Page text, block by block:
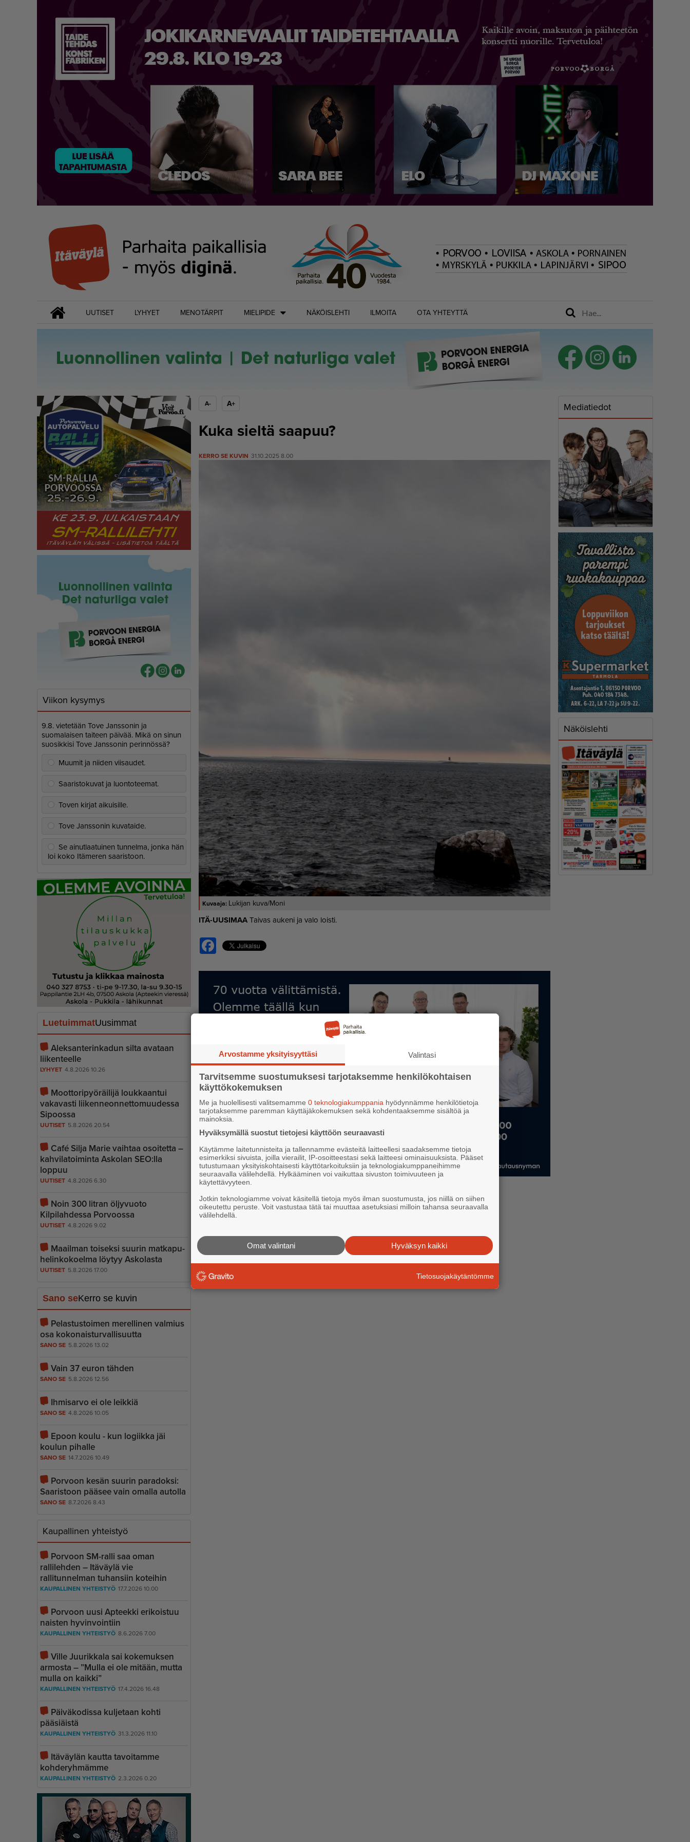
UUTISET LYHYET MENOTÄRPIT MIELIPIDE NÄKÖISLEHTI ILMOITA OTA YHTEYTTÄ
Viikon kysymys
9.8. vietetään Tove Janssonin ja
suomalaisen taiteen päivää. Mikä on sinun
suosikkisi Tove Janssonin perinnössä?
Muumit ja niiden viisaudet.
Saaristokuvat ja luontoteemat.
Toven kirjat aikuisille.
Tove Janssonin kuvataide.
Se ainutlaatuinen tunnelma, jonka hän
loi koko Itämeren saaristoon.
LuetuimmatUusimmat
Aleksanterinkadun silta avataan
liikenteelle
LYHYET 4.8.2026 10.26
Moottoripyöräilijä loukkaantui
vakavasti liiken­ne­on­net­to­muudessa
Sipoossa
UUTISET 5.8.2026 20.54
Café Silja Marie vaihtaa osoitetta –
kahvilatoiminta Askolan SEO:lla
loppuu
UUTISET 4.8.2026 6.30
Noin 300 litran öljyvuoto
Kilpilahdessa Porvoossa
UUTISET 4.8.2026 9.02
Maailman toiseksi suurin matkapu­
he­lin­ko­koelma löytyy Askolasta
UUTISET 5.8.2026 17.00
Sano seKerro se kuvin
Pelastustoimen merellinen valmius
osa kokonais­tur­val­li­suutta
SANO SE 5.8.2026 13.02
Vain 37 euron tähden
SANO SE 5.8.2026 12.56
Ihmisarvo ei ole leikkiä
SANO SE 4.8.2026 10.05
Epoon koulu - kun logiikka jäi
koulun pihalle
SANO SE 14.7.2026 10.49
Porvoon kesän suurin paradoksi:
Saaristoon pääsee vain omalla autolla
SANO SE 8.7.2026 8.43
Kaupallinen yhteistyö
Porvoon SM-ralli saa oman
rallilehden – Itäväylä vie
rallitunnelman tuhansiin koteihin
KAUPALLINEN YHTEISTYÖ 17.7.2026 10.00
Porvoon uusi Apteekki erikoistuu
naisten hyvinvointiin
KAUPALLINEN YHTEISTYÖ 8.6.2026 7.00
Ville Juurikkala sai kokemuksen
armosta – ”Mulla ei ole mitään, mutta
mulla on kaikki”
KAUPALLINEN YHTEISTYÖ 17.4.2026 16.48
Päiväkodissa kuljetaan kohti
pääsiäistä
KAUPALLINEN YHTEISTYÖ 31.3.2026 11.10
Itäväylän kautta tavoitamme
kohderyhmämme
KAUPALLINEN YHTEISTYÖ 2.3.2026 0.20
A- A+
Kuka sieltä saapuu?
KERRO SE KUVIN 31.10.2025 8.00
Lukijan kuva/Moni
ITÄ-UU­SI­MAA Tai­vas au­ke­ni ja valo lois­ti.
Facebook
Mediatiedot
Näköislehti
Arvostamme yksityisyyttäsi Valintasi
Tarvitsemme suostumuksesi tarjotaksemme henkilökohtaisen
käyttökokemuksen
Me ja huolellisesti valitsemamme 0 teknologiakumppania hyödynnämme henkilötietoja
tarjotaksemme paremman käyttäjäkokemuksen sekä kohdentaaksemme sisältöä ja
mainoksia.
Hyväksymällä suostut tietojesi käyttöön seuraavasti
Käytämme laitetunnisteita ja tallennamme evästeitä laitteellesi saadaksemme tietoja
esimerkiksi sivuista, joilla vierailit, IP-osoitteestasi sekä laitteesi ominaisuuksista. Pääset
tutustumaan yksityiskohtaisesti käyttötarkoituksiin ja teknologiakumppaneihimme
seuraavalla välilehdellä. Hylkääminen voi vaikuttaa sivuston toimivuuteen ja
käytettävyyteen.
Jotkin teknologiamme voivat käsitellä tietoja myös ilman suostumusta, jos niillä on siihen
oikeutettu peruste. Voit vastustaa tätä tai muuttaa asetuksiasi milloin tahansa seuraavalla
välilehdellä.
Hyväksyn kaikki
Omat valintani
Tietosuojakäytäntömme